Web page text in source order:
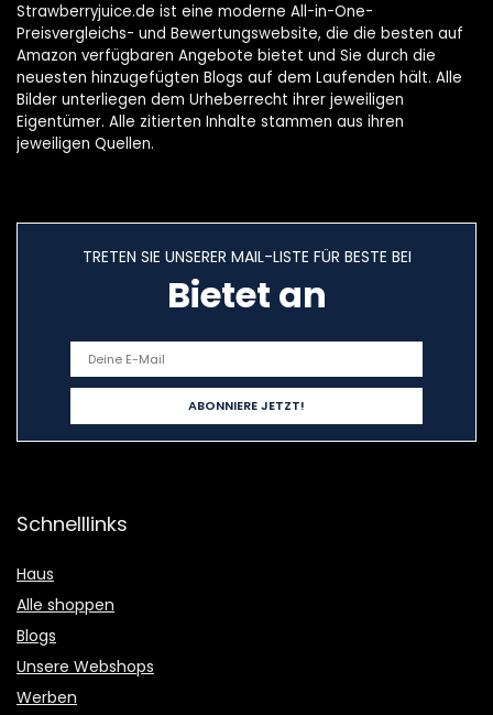
Strawberryjuice.de ist eine moderne All-in-One-
Preisvergleichs- und Bewertungswebsite, die die besten auf
Amazon verfügbaren Angebote bietet und Sie durch die
neuesten hinzugefügten Blogs auf dem Laufenden hält. Alle
Bilder unterliegen dem Urheberrecht ihrer jeweiligen
Eigentümer. Alle zitierten Inhalte stammen aus ihren
jeweiligen Quellen.
TRETEN SIE UNSERER MAIL-LISTE FÜR BESTE BEI
Bietet an
Schnelllinks
Haus
Alle shoppen
Blogs
Unsere Webshops
Werben